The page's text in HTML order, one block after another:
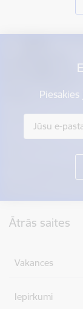
Ātrās saites
Vakances
Iepirkumi